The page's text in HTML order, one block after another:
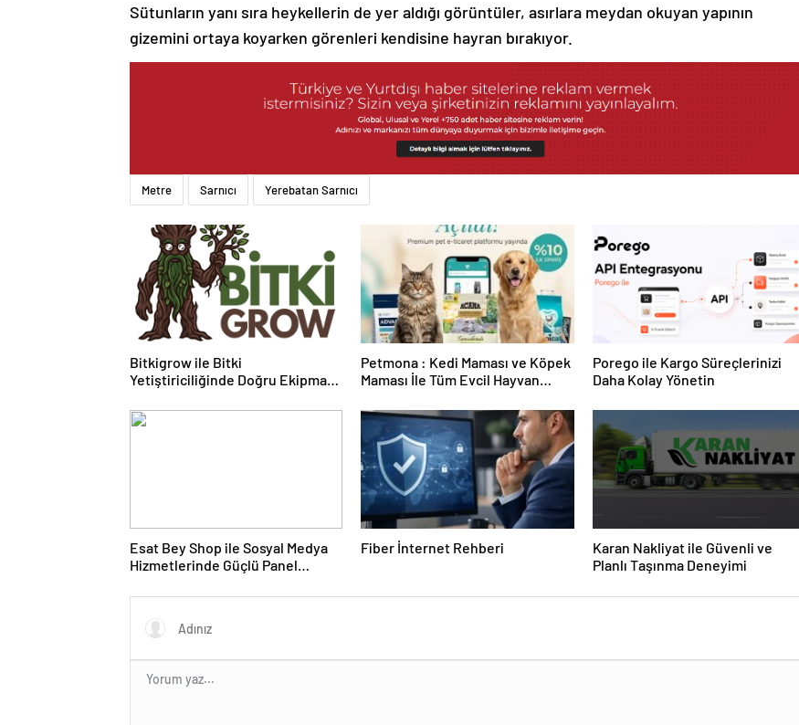
Sütunların yanı sıra heykellerin de yer aldığı görüntüler, asırlara meydan okuyan yapının
gizemini ortaya koyarken görenleri kendisine hayran bırakıyor.
Metre Sarnıcı Yerebatan Sarnıcı
Bitkigrow ile Bitki
Yetiştiriciliğinde Doğru Ekipman
Petmona : Kedi Maması ve Köpek
Maması İle Tüm Evcil Hayvan
Porego ile Kargo Süreçlerinizi
Daha Kolay Yönetin
Esat Bey Shop ile Sosyal Medya
Hizmetlerinde Güçlü Panel
Fiber İnternet Rehberi
Karan Nakliyat ile Güvenli ve
Planlı Taşınma Deneyimi